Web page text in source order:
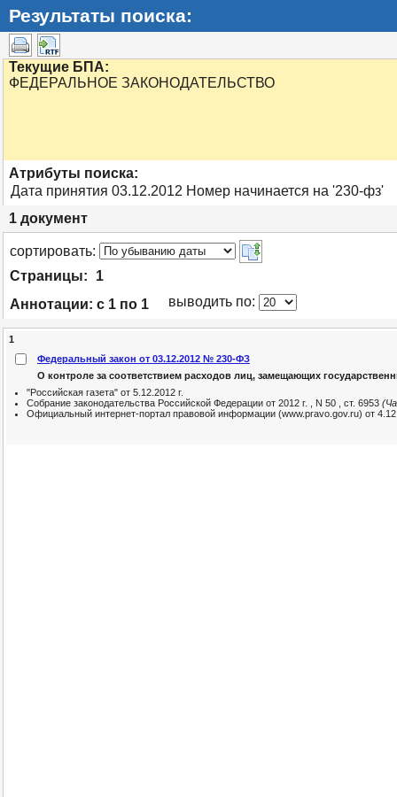
Результаты поиска:
Текущие БПА:
ФЕДЕРАЛЬНОЕ ЗАКОНОДАТЕЛЬСТВО
Атрибуты поиска:
Дата принятия 03.12.2012 Номер начинается на '230-фз'
1 документ
cортировать:
Страницы:
1
Аннотации: с 1 по 1 выводить по: